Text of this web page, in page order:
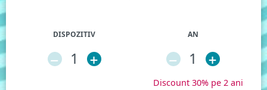
DISPOZITIV
– 1 +
AN
– 1 +
Discount 30% pe 2 ani